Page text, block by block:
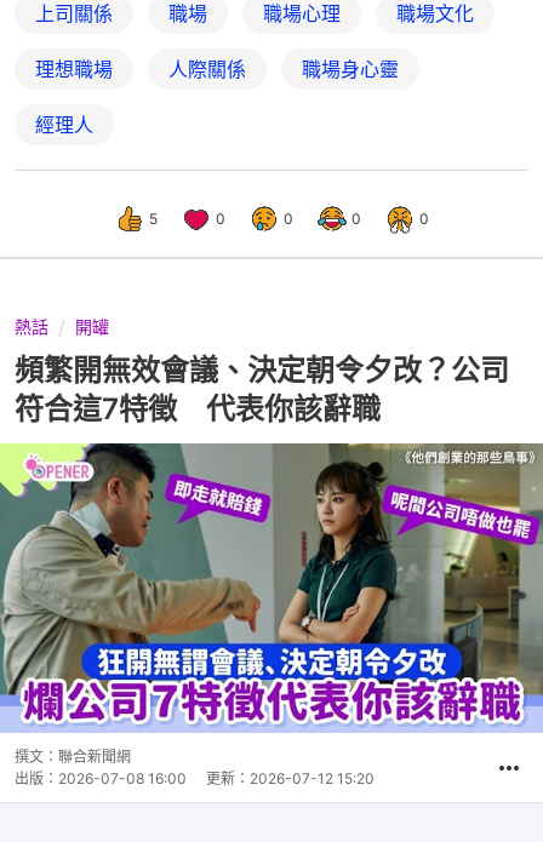
上司關係 職場 職場心理 職場文化
理想職場 人際關係 職場身心靈
經理人
5 0 0 0 0
熱話 開罐
頻繁開無效會議、決定朝令夕改？公司
符合這7特徵 代表你該辭職
撰文： 聯合新聞網
出版： 2026-07-08 16:00 更新： 2026-07-12 15:20